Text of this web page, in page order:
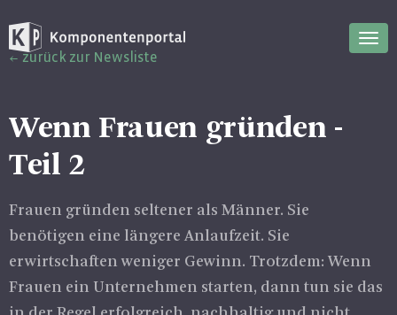
zurück zur Newsliste
Wenn Frauen gründen -
Teil 2
Frauen gründen seltener als Männer. Sie
benötigen eine längere Anlaufzeit. Sie
erwirtschaften weniger Gewinn. Trotzdem: Wenn
Frauen ein Unternehmen starten, dann tun sie das